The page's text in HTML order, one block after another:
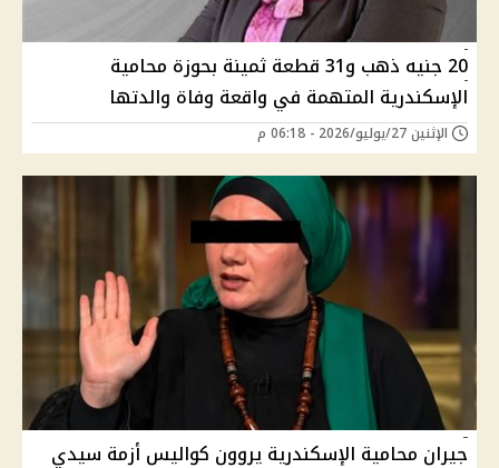
20 جنيه ذهب و31 قطعة ثمينة بحوزة محامية
الإسكندرية المتهمة في واقعة وفاة والدتها
الإثنين 27/يوليو/2026 - 06:18 م
جيران محامية الإسكندرية يروون كواليس أزمة سيدي